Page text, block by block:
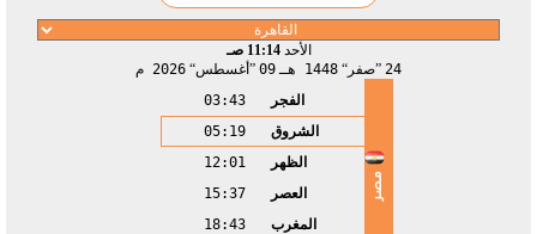
الأحد11:14 صـ
24
صفر 1448 هـ 09 أغسطس 2026 م
مصر
الفجر
03:43
الشروق
05:19
الظهر
12:01
العصر
15:37
المغرب
18:43